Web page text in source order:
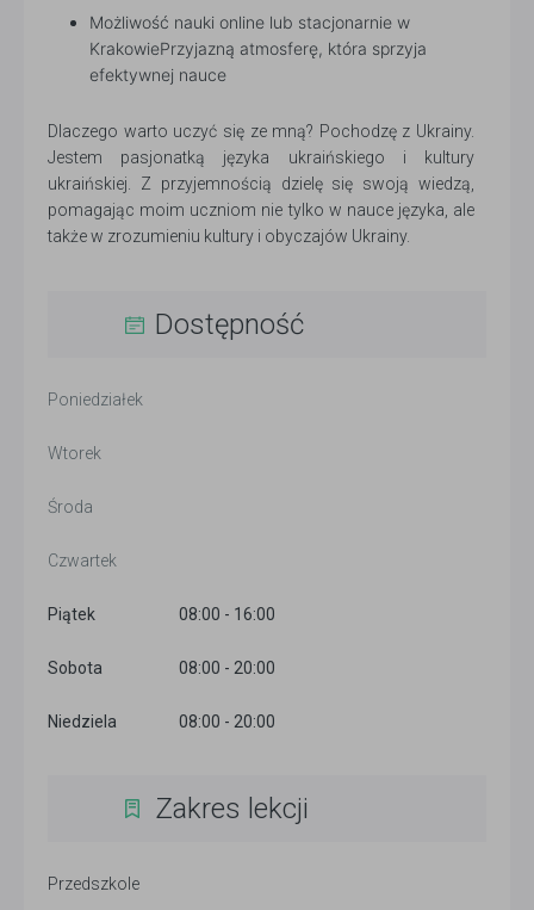
Możliwość nauki online lub stacjonarnie w
KrakowiePrzyjazną atmosferę, która sprzyja
efektywnej nauce
Dlaczego warto uczyć się ze mną? Pochodzę z Ukrainy.
Jestem pasjonatką języka ukraińskiego i kultury
ukraińskiej. Z przyjemnością dzielę się swoją wiedzą,
pomagając moim uczniom nie tylko w nauce języka, ale
także w zrozumieniu kultury i obyczajów Ukrainy.
Dostępność
Poniedziałek
Wtorek
Środa
Czwartek
Piątek 08:00 - 16:00
Sobota 08:00 - 20:00
Niedziela 08:00 - 20:00
Zakres lekcji
Przedszkole